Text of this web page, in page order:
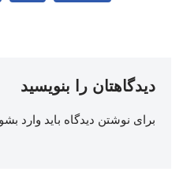
دیدگاهتان را بنویسید
برای نوشتن دیدگاه باید وارد